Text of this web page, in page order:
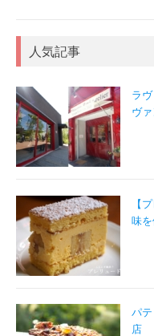
人気記事
ラ
ヴ
【
味
パ
店